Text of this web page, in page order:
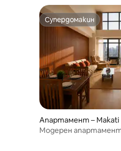
Супердомакин
Супердомакин
Апартамент – Makati
Модерен